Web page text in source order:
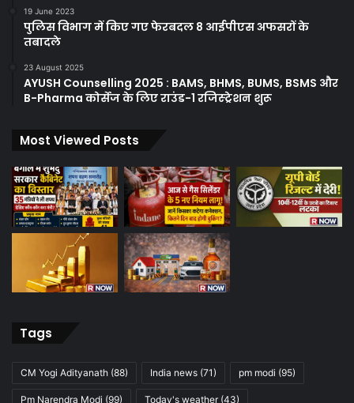
19 June 2023
पुलिस विभाग में किए गए फेरबदल 8 आईपीएस अफसरों के
तबादले
23 August 2025
AYUSH Counselling 2025 : BAMS, BHMS, BUMS, BSMS और
B-Pharma कोर्सेज के लिए राउंड-1 रजिस्ट्रेशन शुरू
Most Viewed Posts
Tags
CM Yogi Adityanath (88) India news (71) pm modi (95)
Pm Narendra Modi (99) Today's weather(43)